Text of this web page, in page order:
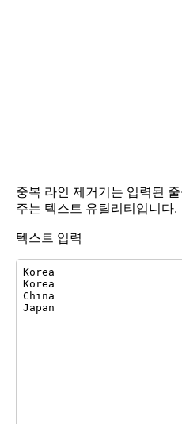
중복 라인 제거기는 입력된
주는 텍스트 유틸리티입니다.
텍스트 입력